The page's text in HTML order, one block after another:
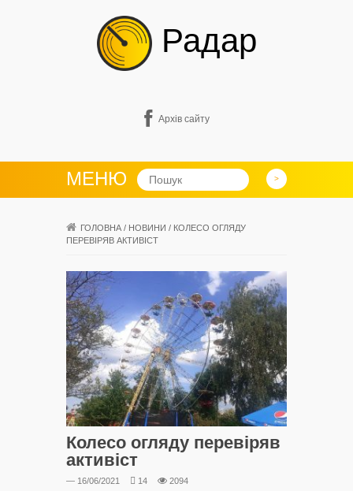
Радар
Архів сайту
МЕНЮ
ГОЛОВНА / НОВИНИ / КОЛЕСО ОГЛЯДУ
ПЕРЕВІРЯВ АКТИВІСТ
Колесо огляду перевіряв
активіст
— 16/06/2021 14 2094